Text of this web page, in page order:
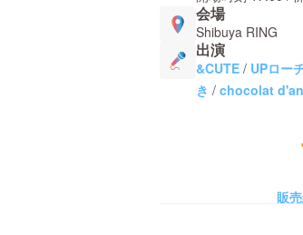
会場
Shibuya RING
出演
&CUTE / UPロー
き / chocolat
販